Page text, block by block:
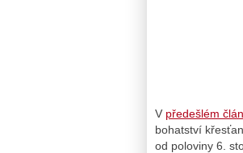
V předešlém
bohatství
od poloviny 6.